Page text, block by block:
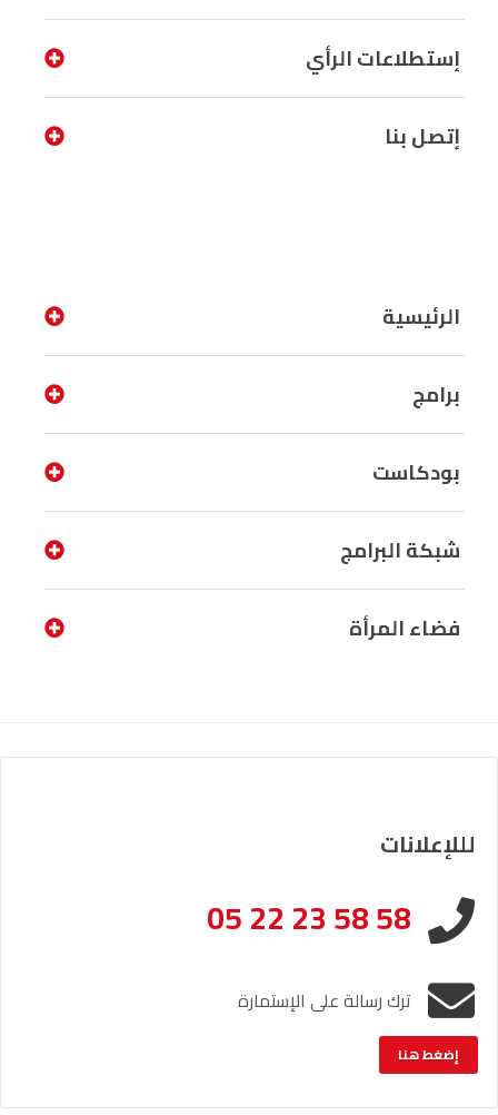
إستطلاعات الرأي
إتصل بنا
الرئيسية
برامج
بودكاست
شبكة البرامج
فضاء المرأة
لللإعلانات
05 22 23 58 58
ترك رسالة على الإستمارة
إضغط هنا